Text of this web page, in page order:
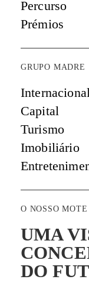
Percurso
Prémios
GRUPO MADRE
Capital
Turismo
Imobiliário
O NOSSO MOTE
UMA
DO